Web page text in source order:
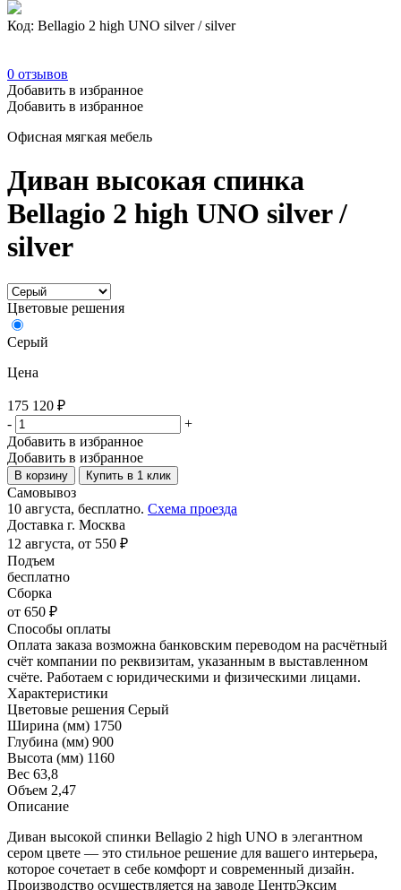
Код: Bellagio 2 high UNO silver / silver
0 отзывов
Добавить в избранное
Добавить в избранное
Офисная мягкая мебель
Диван высокая спинка
Bellagio 2 high UNO silver /
silver
Цветовые решения
Серый
Цена
175 120 ₽
-
+
Добавить в избранное
Добавить в избранное
В корзину Купить в 1 клик
Самовывоз
10 августа, бесплатно. Схема проезда
Доставка г. Москва
12 августа, от 550 ₽
Подъем
бесплатно
Сборка
от 650 ₽
Способы оплаты
Оплата заказа возможна банковским переводом на расчётный
счёт компании по реквизитам, указанным в выставленном
счёте. Работаем с юридическими и физическими лицами.
Характеристики
Цветовые решения Серый
Ширина (мм) 1750
Глубина (мм) 900
Высота (мм) 1160
Вес 63,8
Объем 2,47
Описание
Диван высокой спинки Bellagio 2 high UNO в элегантном
сером цвете — это стильное решение для вашего интерьера,
которое сочетает в себе комфорт и современный дизайн.
Производство осуществляется на заводе ЦентрЭксим